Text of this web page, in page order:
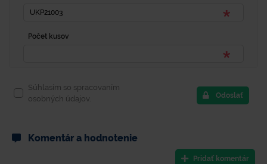
Počet kusov
Súhlasím so spracovaním
osobných údajov.
Odoslať
Komentár a hodnotenie
Pridať komentár